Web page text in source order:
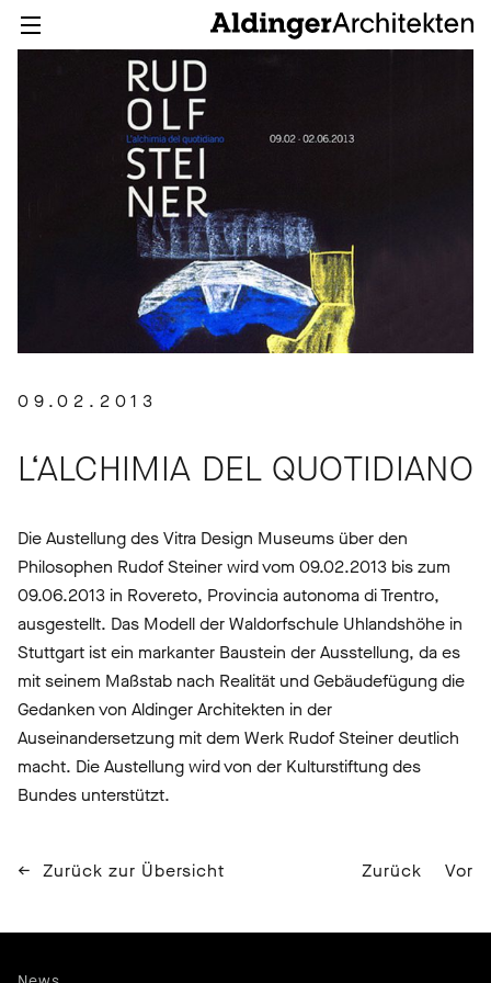
09.02.2013
L‘ALCHIMIA DEL QUOTIDIANO
Die Austellung des Vitra Design Museums über den
Philosophen Rudof Steiner wird vom 09.02.2013 bis zum
09.06.2013 in Rovereto, Provincia autonoma di Trentro,
ausgestellt. Das Modell der Waldorfschule Uhlandshöhe in
Stuttgart ist ein markanter Baustein der Ausstellung, da es
mit seinem Maßstab nach Realität und Gebäudefügung die
Gedanken von Aldinger Architekten in der
Auseinandersetzung mit dem Werk Rudof Steiner deutlich
macht. Die Austellung wird von der Kulturstiftung des
Bundes unterstützt.
Zurück zur Übersicht Zurück Vor